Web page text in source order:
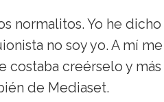
normalitos. Yo he
no soy yo. A mí
costaba creérselo y
de Mediaset.